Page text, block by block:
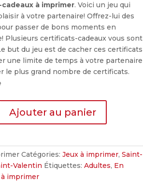
à imprimer. Voici un jeu qui
à votre partenaire! Offrez-lui des
passer de bons moments en
Plusieurs certificats-cadeaux vous sont
but du jeu est de cacher ces certificats
une limite de temps à votre partenaire
le plus grand nombre de certificats.
Ajouter au panier
Catégories:Jeux à imprimer,Saint-
Valentin Étiquettes:Adultes, En
à imprimer